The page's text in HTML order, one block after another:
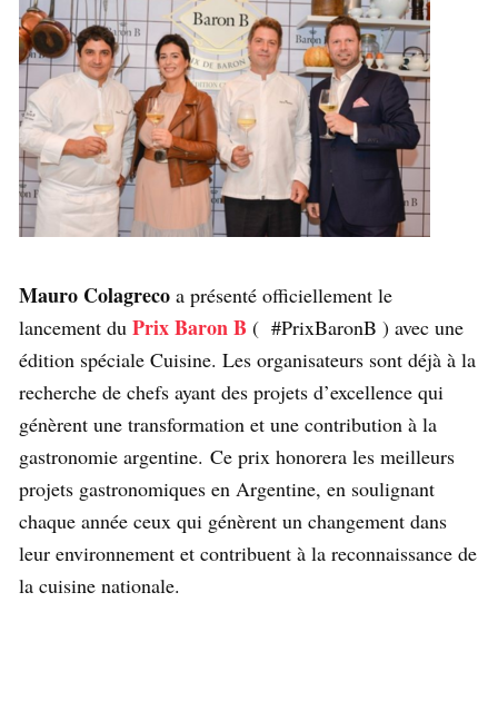
Mauro Colagreco a présenté officiellement le
lancement du Prix Baron B ( #PrixBaronB ) avec une
édition spéciale Cuisine. Les organisateurs sont déjà à la
recherche de chefs ayant des projets d’excellence qui
génèrent une transformation et une contribution à la
gastronomie argentine. Ce prix honorera les meilleurs
projets gastronomiques en Argentine, en soulignant
chaque année ceux qui génèrent un changement dans
leur environnement et contribuent à la reconnaissance de
la cuisine nationale.